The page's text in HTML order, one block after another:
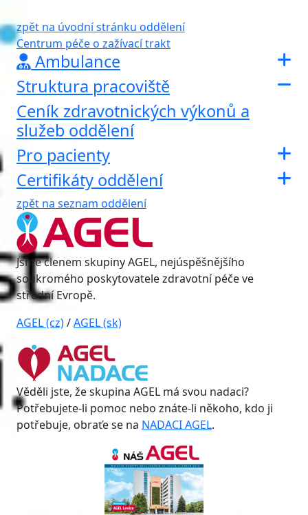
zpět na úvodní stránku oddělení
Centrum péče o zažívací trakt
Ambulance
Struktura pracoviště
Ceník zdravotnických výkonů a
služeb oddělení
Pro pacienty
Certifikáty oddělení
zpět na seznam oddělení
Jsme členem skupiny AGEL, nejúspěšnějšího
soukromého poskytovatele zdravotní péče ve
střední Evropě.
AGEL (cz)/AGEL (sk)
Věděli jste, že skupina AGEL má svou nadaci?
Potřebujete-li pomoc nebo znáte-li někoho, kdo ji
potřebuje, obraťe se na NADACI AGEL.